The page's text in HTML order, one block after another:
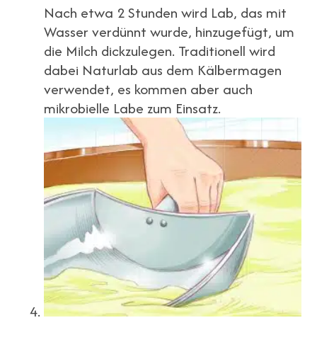
Nach etwa 2 Stunden wird Lab, das mit
Wasser verdünnt wurde, hinzugefügt, um
die Milch dickzulegen. Traditionell wird
dabei Naturlab aus dem Kälbermagen
verwendet, es kommen aber auch
mikrobielle Labe zum Einsatz.